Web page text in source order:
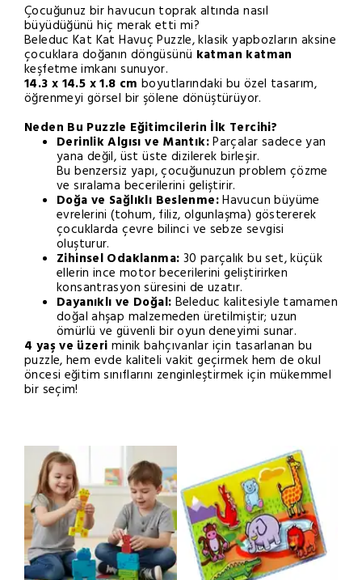
Çocuğunuz bir havucun toprak altında nasıl
büyüdüğünü hiç merak etti mi?
Beleduc Kat Kat Havuç Puzzle, klasik yapbozların aksine
çocuklara doğanın döngüsünü katman katman
keşfetme imkanı sunuyor.
14.3 x 14.5 x 1.8 cm boyutlarındaki bu özel tasarım,
öğrenmeyi görsel bir şölene dönüştürüyor.
Neden Bu Puzzle Eğitimcilerin İlk Tercihi?
Derinlik Algısı ve Mantık:Parçalar sadece yan
yana değil, üst üste dizilerek birleşir.
Bu benzersiz yapı, çocuğunuzun problem çözme
ve sıralama becerilerini geliştirir.
Doğa ve Sağlıklı Beslenme:Havucun büyüme
evrelerini (tohum, filiz, olgunlaşma) göstererek
çocuklarda çevre bilinci ve sebze sevgisi
oluşturur.
Zihinsel Odaklanma: 30 parçalık bu set, küçük
ellerin ince motor becerilerini geliştirirken
konsantrasyon süresini de uzatır.
Dayanıklı ve Doğal: Beleduc kalitesiyle tamamen
doğal ahşap malzemeden üretilmiştir; uzun
ömürlü ve güvenli bir oyun deneyimi sunar.
4 yaş ve üzeri minik bahçıvanlar için tasarlanan bu
puzzle, hem evde kaliteli vakit geçirmek hem de okul
öncesi eğitim sınıflarını zenginleştirmek için mükemmel
bir seçim!